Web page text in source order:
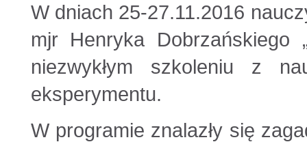
W dniach 25-27.11.2016
mjr Henryka Dobrzańskiego
niezwykłym szkoleniu z
eksperymentu.
W programie znalazły się